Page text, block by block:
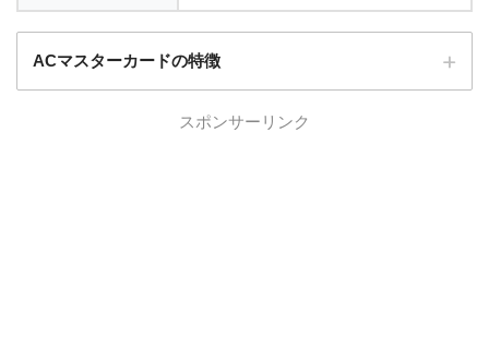
ACマスターカードの特徴
全国にある自動契約機（むじんくん
）の営業は基本9:00～21:00（年末年始は
スポンサーリンク